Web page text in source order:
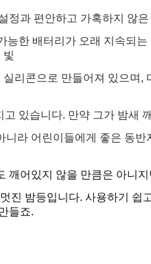
정과 편안하고 가혹하지 않
한 배터리가 오래 지속되
빛
리콘으로 만들어져 있으며
있습니다. 만약 그가 밤새
라 어린이들에게 좋은 동
깨어있지 않을 만큼은 아니
진 밤등입니다. 사용하기
들죠.